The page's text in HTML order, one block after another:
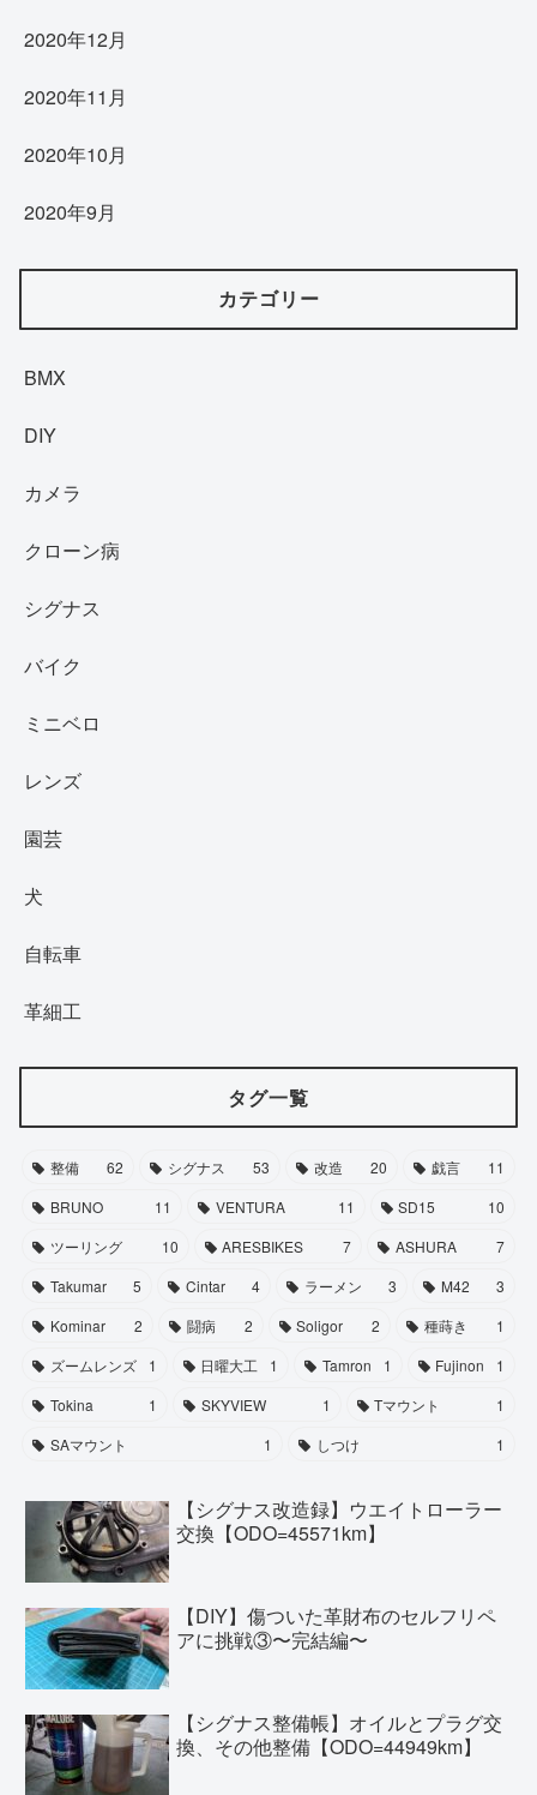
2020年12月
2020年11月
2020年10月
2020年9月
カテゴリー
BMX
DIY
カメラ
クローン病
シグナス
バイク
ミニベロ
レンズ
園芸
犬
自転車
革細工
タグ一覧
整備 62 シグナス 53 改造 20 戯言
11
BRUNO
11 VENTURA 11 SD15
10
ツーリング
10 ARESBIKES 7 ASHURA
7
Takumar
5 Cintar 4 ラーメン 3 M42
3
Kominar
2 闘病 2 Soligor 2 種蒔き
1
ズームレンズ
1 日曜大工 1 Tamron 1 Fujinon
1
Tokina
1 SKYVIEW 1 Tマウント
1
SAマウント
1 しつけ 1
【シグナス改造録】ウエイトローラー
交換【ODO=45571km】
【DIY】傷ついた革財布のセルフリペ
アに挑戦③〜完結編〜
【シグナス整備帳】オイルとプラグ交
換、その他整備【ODO=44949km】